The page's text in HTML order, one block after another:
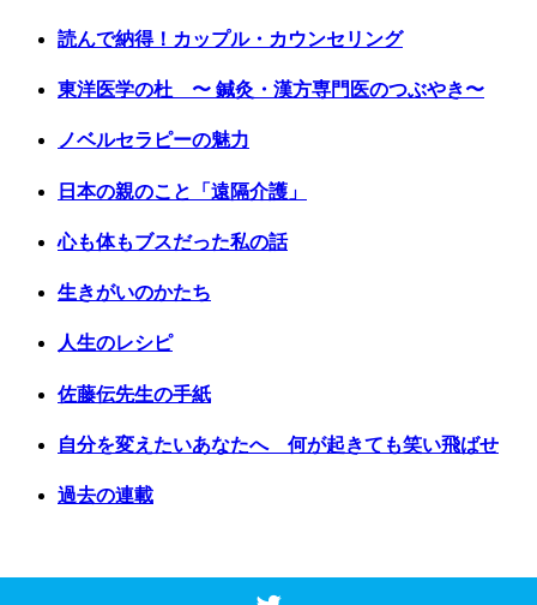
読んで納得！カップル・カウンセリング
東洋医学の杜 〜 鍼灸・漢方専門医のつぶやき〜
ノベルセラピーの魅力
日本の親のこと「遠隔介護」
心も体もブスだった私の話
生きがいのかたち
人生のレシピ
佐藤伝先生の手紙
自分を変えたいあなたへ 何が起きても笑い飛ばせ
過去の連載